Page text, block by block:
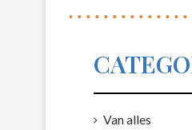
Van alles